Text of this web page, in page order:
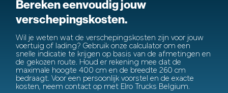
Bereken eenvoudig jouw
verschepingskosten.
Wil je weten wat de verschepingskosten zijn voor jouw
voertuig of lading? Gebruik onze calculator om een
snelle indicatie te krijgen op basis van de afmetingen en
de gekozen route. Houd er rekening mee dat de
maximale hoogte 400 cm en de breedte 260 cm
bedraagt. Voor een persoonlijk voorstel en de exacte
kosten, neem contact op met Elro Trucks Belgium.